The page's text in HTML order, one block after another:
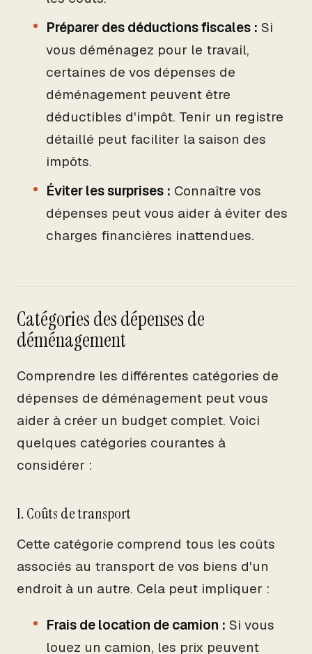
Préparer des déductions fiscales : Si
vous déménagez pour le travail,
certaines de vos dépenses de
déménagement peuvent être
déductibles d'impôt. Tenir un registre
détaillé peut faciliter la saison des
impôts.
Éviter les surprises : Connaître vos
dépenses peut vous aider à éviter des
charges financières inattendues.
Catégories des dépenses de
déménagement
Comprendre les différentes catégories de
dépenses de déménagement peut vous
aider à créer un budget complet. Voici
quelques catégories courantes à
considérer :
1. Coûts de transport
Cette catégorie comprend tous les coûts
associés au transport de vos biens d'un
endroit à un autre. Cela peut impliquer :
Frais de location de camion : Si vous
louez un camion, les prix peuvent